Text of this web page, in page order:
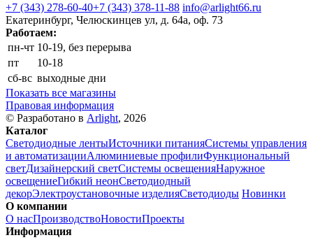
+7 (343) 278-60-40+7 (343) 378-11-88 info@arlight66.ru
Екатеринбург, Челюскинцев ул, д. 64а, оф. 73
Работаем:
пн-чт 10-19, без перерыва
пт
10-18
сб-вс выходные дни
Показать все магазины
Правовая информация
© Разработано в Arlight, 2026
Каталог
Светодиодные лентыИсточники питанияСистемы управления
и автоматизацииАлюминиевые профилиФункциональный
светДизайнерский светСистемы освещенияНаружное
освещениеГибкий неонСветодиодный
декорЭлектроустановочные изделияСветодиоды Новинки
О компании
О насПроизводствоНовостиПроекты
Информация